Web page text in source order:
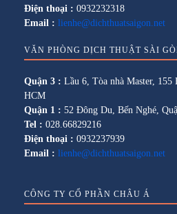
Điện thoại : 0932232318
Email : lienhe@dichthuatsaigon.net
VĂN PHÒNG DỊCH THUẬT SÀI
Quận 3 : Lầu 6, Tòa nhà Master, 155
HCM
Quận 1 : 52 Đông Du, Bến Nghé,
Tel : 028.66829216
Điện thoại : 0932237939
Email : lienhe@dichthuatsaigon.net
CÔNG TY CỔ PHẦN CHÂU Á